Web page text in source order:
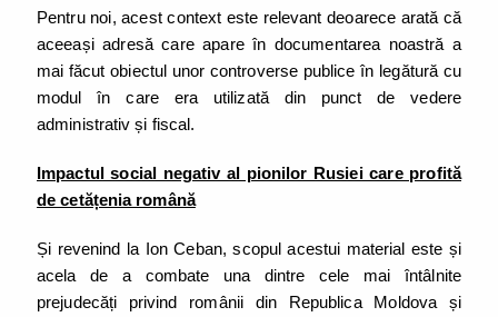
Pentru noi, acest context este relevant deoarece arată că
aceeași adresă care apare în documentarea noastră a
mai făcut obiectul unor controverse publice în legătură cu
modul în care era utilizată din punct de vedere
administrativ și fiscal.
Impactul social negativ al pionilor Rusiei care profită
de cetățenia română
Și revenind la Ion Ceban, scopul acestui material este și
acela de a combate una dintre cele mai întâlnite
prejudecăți privind românii din Republica Moldova și